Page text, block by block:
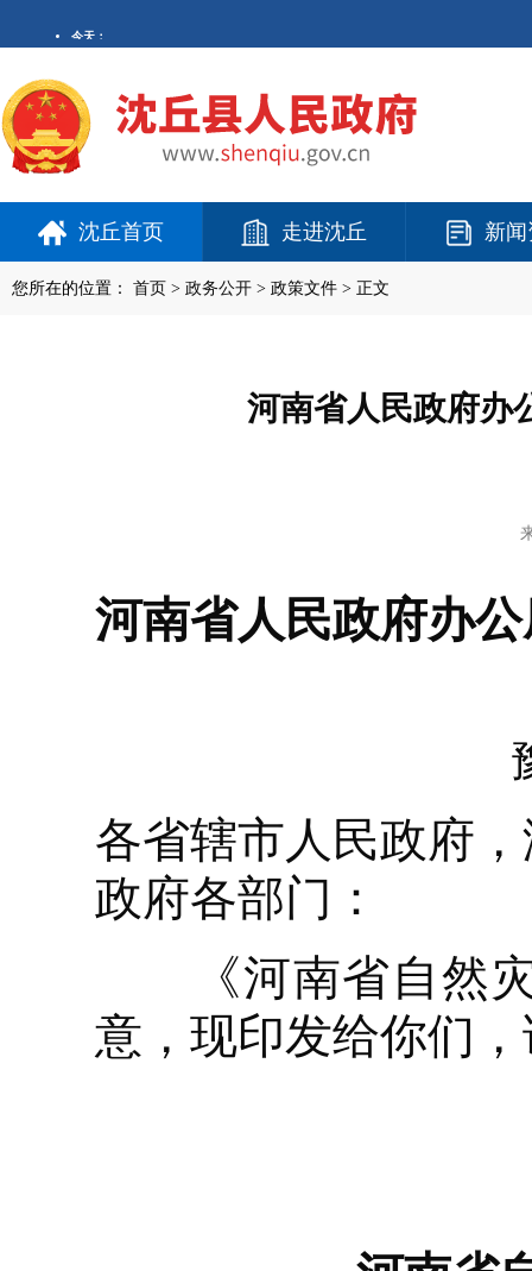
沈丘首页 走进沈丘 新
您所在的位置： 首页 > 政务公开 > 政策文件 > 正文
河南省人民政府办
河南省人民政府办
各省辖市人民政府
政府各部门：
《河南省自然灾
意，现印发给你们